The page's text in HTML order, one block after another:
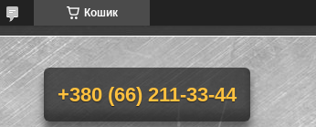
Кошик
+380 (66) 211-33-44